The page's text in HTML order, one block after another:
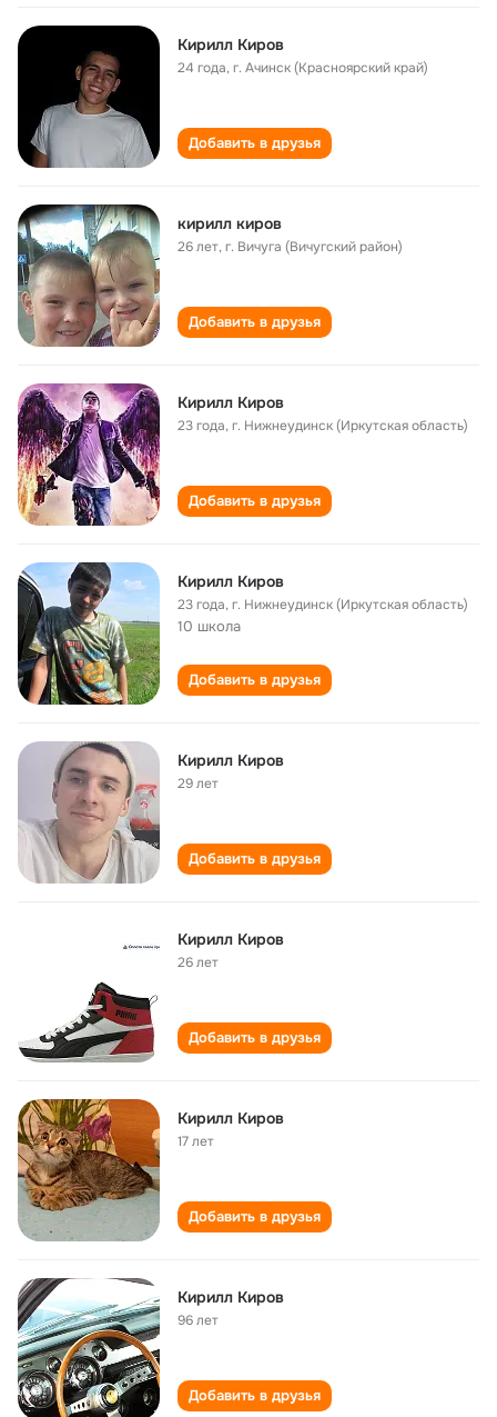
Кирилл Киров
24 года,г. Ачинск (Красноярский край)
Добавить в друзья
кирилл киров
26 лет,г. Вичуга (Вичугский район)
Добавить в друзья
Кирилл Киров
23 года,г. Нижнеудинск (Иркутская область)
Добавить в друзья
Кирилл Киров
23 года,г. Нижнеудинск (Иркутская область)
10 школа
Добавить в друзья
Кирилл Киров
29 лет
Добавить в друзья
Кирилл Киров
26 лет
Добавить в друзья
Кирилл Киров
17 лет
Добавить в друзья
Кирилл Киров
96 лет
Добавить в друзья